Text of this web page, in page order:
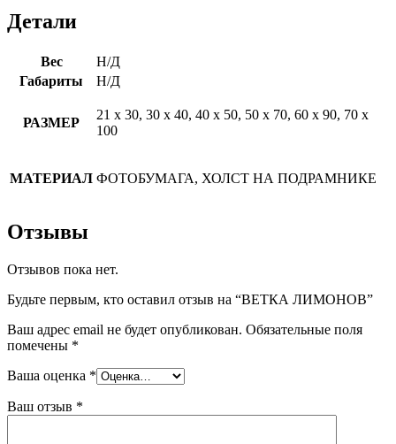
Детали
Вес
Н/Д
Габариты
Н/Д
РАЗМЕР
21 х 30, 30 х 40, 40 х 50, 50 х 70, 60 х 90, 70 х
100
МАТЕРИАЛ ФОТОБУМАГА, ХОЛСТ НА ПОДРАМНИКЕ
Отзывы
Отзывов пока нет.
Будьте первым, кто оставил отзыв на “ВЕТКА ЛИМОНОВ”
Ваш адрес email не будет опубликован. Обязательные поля
помечены *
Ваша оценка *
Ваш отзыв *